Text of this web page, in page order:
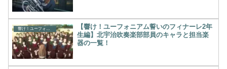
響け！ユーフォニアム
【響け！ユーフォニアム誓いのフィナーレ2年
生編】北宇治吹奏楽部部員のキャラと担当楽
器の一覧！